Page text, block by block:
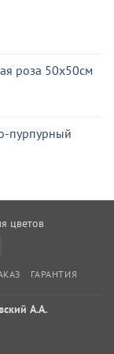
роза 50x50см
пурпурный
цветов
ГАРАНТИЯ
А.А.